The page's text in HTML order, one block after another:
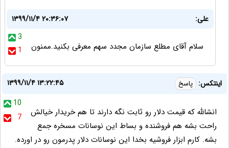
علی:
۱۳۹۹/۱۱/۴ ۲۰:۳۶:۰۷
3
1
سلام آقای مطلع سازمان مجدد سهم معرفی بکنید.ممنون
اینتکس: پاسخ
۱۳۹۹/۱۱/۴ ۱۳:۲۲:۴۵
10
7
انشالله که قیمت دلار رو ثابت نگه دارند تا هم خریدار خیالش
راحت بشه هم فروشنده و بساط این نوسانات مسخره جمع
بشه. کارم ابزار فروشیه بخدا این نوسانات دلار پدرمون رو در اورده.